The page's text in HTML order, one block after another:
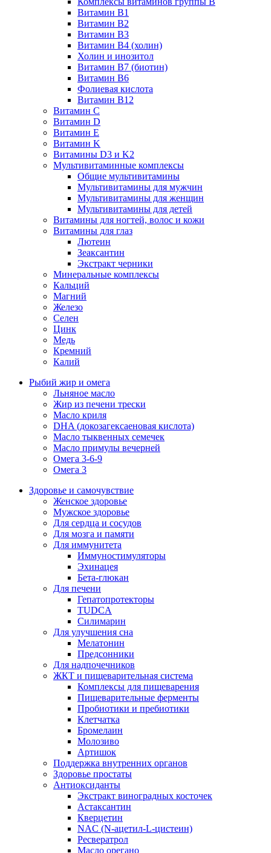
Витамин B1
Витамин B2
Витамин B3
Витамин B4 (холин)
Холин и инозитол
Витамин B7 (биотин)
Витамин B6
Фолиевая кислота
Витамин B12
Витамин C
Витамин D
Витамин E
Витамин K
Витамины D3 и K2
Мультивитаминные комплексы
Общие мультивитамины
Мультивитамины для мужчин
Мультивитамины для женщин
Мультивитамины для детей
Витамины для ногтей, волос и кожи
Витамины для глаз
Лютеин
Зеаксантин
Экстракт черники
Минеральные комплексы
Кальций
Магний
Железо
Селен
Цинк
Медь
Кремний
Калий
Рыбий жир и омега
Льняное масло
Жир из печени трески
Масло криля
DHA (докозагексаеновая кислота)
Масло тыквенных семечек
Масло примулы вечерней
Омега 3-6-9
Омега 3
Здоровье и самочувствие
Женское здоровье
Мужское здоровье
Для сердца и сосудов
Для мозга и памяти
Для иммунитета
Иммуностимуляторы
Эхинацея
Бета-глюкан
Для печени
Гепатопротекторы
TUDCA
Силимарин
Для улучшения сна
Мелатонин
Предсонники
Для надпочечников
ЖКТ и пищеварительная система
Комплексы для пищеварения
Пищеварительные ферменты
Пробиотики и пребиотики
Клетчатка
Бромелаин
Молозиво
Артишок
Поддержка внутренних органов
Здоровье простаты
Антиоксиданты
Экстракт виноградных косточек
Астаксантин
Кверцетин
NAC (N-ацетил-L-цистеин)
Ресвератрол
Масло орегано